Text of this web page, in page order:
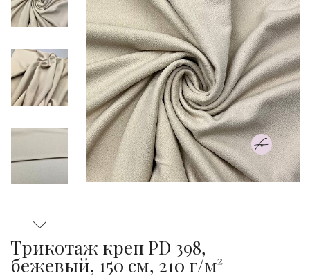
Трикотаж креп PD 398,
бежевый, 150 см, 210 г/м²